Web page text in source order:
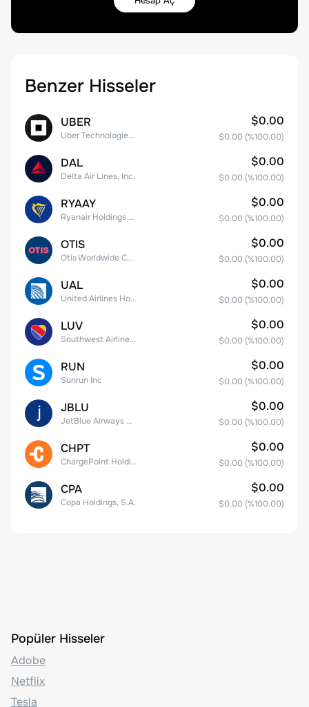
Benzer Hisseler
UBER
Uber Technologies, Inc.
$0.00
$0.00 (%100.00)
DAL
Delta Air Lines, Inc.
$0.00
$0.00 (%100.00)
RYAAY
Ryanair Holdings plc American Depositary Shares
$0.00
$0.00 (%100.00)
OTIS
Otis Worldwide Corporation
$0.00
$0.00 (%100.00)
UAL
United Airlines Holdings, Inc. Common Stock
$0.00
$0.00 (%100.00)
LUV
Southwest Airlines Co.
$0.00
$0.00 (%100.00)
RUN
Sunrun Inc
$0.00
$0.00 (%100.00)
JBLU
JetBlue Airways Corp
$0.00
$0.00 (%100.00)
CHPT
ChargePoint Holdings, Inc.
$0.00
$0.00 (%100.00)
CPA
Copa Holdings, S.A.
$0.00
$0.00 (%100.00)
Popüler Hisseler
Adobe
Netflix
Tesla